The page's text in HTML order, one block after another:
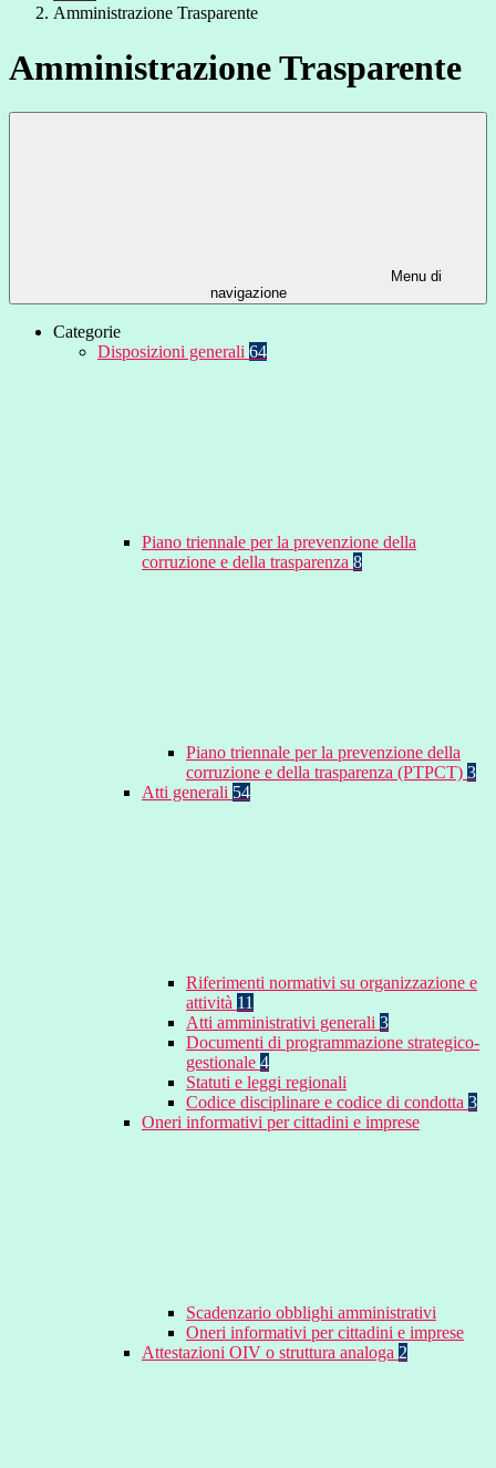
Amministrazione Trasparente
Amministrazione Trasparente
Menu di
navigazione
Categorie
Disposizioni generali 64
Piano triennale per la prevenzione della
corruzione e della trasparenza 8
Piano triennale per la prevenzione della
corruzione e della trasparenza (PTPCT) 3
Atti generali 54
Riferimenti normativi su organizzazione e
attività 11
Atti amministrativi generali 3
Documenti di programmazione strategico-
gestionale 4
Statuti e leggi regionali
Codice disciplinare e codice di condotta 3
Oneri informativi per cittadini e imprese
Scadenzario obblighi amministrativi
Oneri informativi per cittadini e imprese
Attestazioni OIV o struttura analoga 2